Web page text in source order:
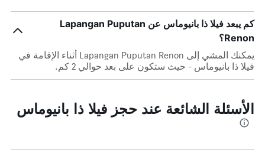
كم يبعد فيلا ذا بانيوماس عن Lapangan Puputan
Renon؟
يمكنك المشي إلى Lapangan Puputan Renon أثناء الإقامة في
فيلا ذا بانيوماس - حيث ستكون على بعد حوالي 2 كم.
الأسئلة الشائعة عند حجز فيلا ذا بانيوماس